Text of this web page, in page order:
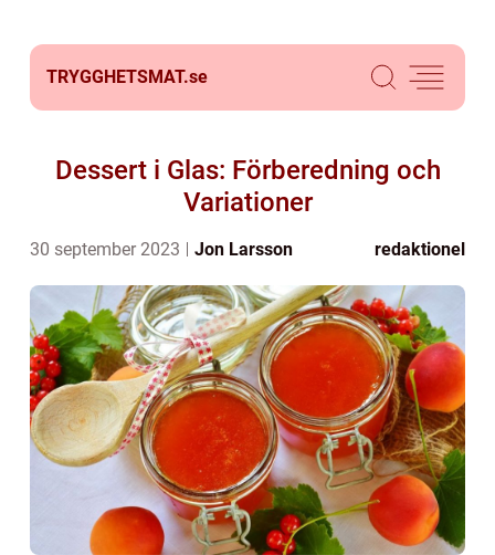
TRYGGHETSMAT.se
Dessert i Glas: Förberedning och
Variationer
30 september 2023 Jon Larsson redaktionel